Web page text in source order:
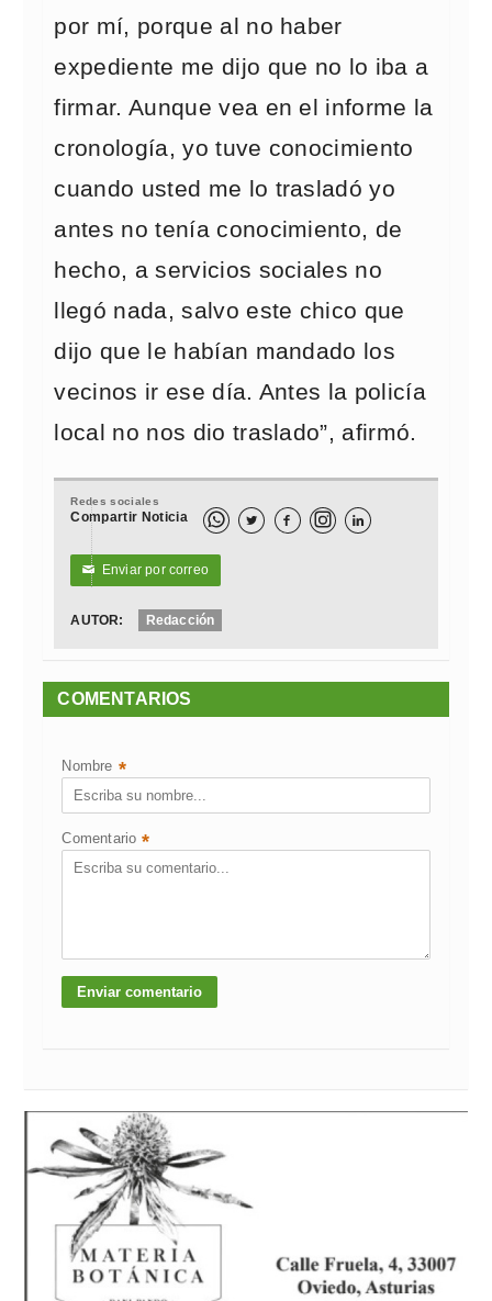
por mí, porque al no haber
expediente me dijo que no lo iba a
firmar. Aunque vea en el informe la
cronología, yo tuve conocimiento
cuando usted me lo trasladó yo
antes no tenía conocimiento, de
hecho, a servicios sociales no
llegó nada, salvo este chico que
dijo que le habían mandado los
vecinos ir ese día. Antes la policía
local no nos dio traslado”, afirmó.
Redes sociales
Compartir Noticia   
✉ Enviar por correo
AUTOR: Redacción
COMENTARIOS
Nombre *
Comentario *